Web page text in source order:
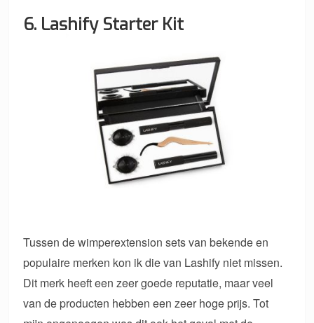
6. Lashify Starter Kit
Tussen de wimperextension sets van bekende en
populaire merken kon ik die van Lashify niet missen.
Dit merk heeft een zeer goede reputatie, maar veel
van de producten hebben een zeer hoge prijs. Tot